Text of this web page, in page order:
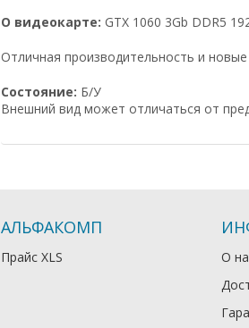
О видеокарте: GTX 1060 3Gb DDR5
Отличная производительность и
Состояние: Б/У
Внешний вид может отличаться от
АЛЬФАКОМП
Прайс XLS
О